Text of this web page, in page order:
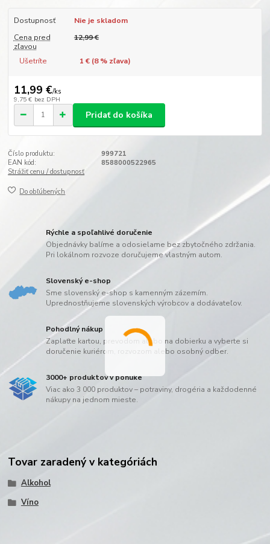
Dostupnosť
Nie je skladom
Cena pred
zľavou
12,99 €
Ušetríte 1 € (8% zľava)
11,99 €/ks
9,75 € bez DPH
Pridať do košíka
Číslo produktu:
999721
EAN kód:
8588000522965
Strážiť cenu / dostupnosť
Do obľúbených
Rýchle a spoľahlivé doručenie
Objednávky balíme a odosielame bez zbytočného zdržania.
Pri lokálnom rozvoze doručujeme vlastným autom.
Slovenský e-shop
Sme slovenský e-shop s kamenným zázemím.
Uprednostňujeme slovenských výrobcov a dodávateľov.
Pohodlný nákup
Zaplaťte kartou, prevodom alebo na dobierku a vyberte si
doručenie kuriérom, rozvozom alebo osobný odber.
3000+ produktov v ponuke
Viac ako 3 000 produktov – potraviny, drogéria a každodenné
nákupy na jednom mieste.
Tovar zaradený v kategóriách
Alkohol
Víno